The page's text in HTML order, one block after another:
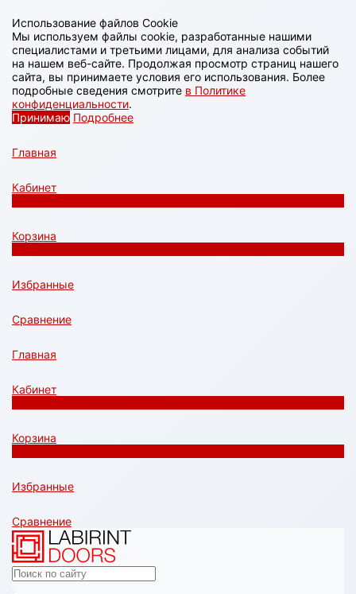
Использование файлов Cookie
Мы используем файлы cookie, разработанные нашими
специалистами и третьими лицами, для анализа событий
на нашем веб-сайте. Продолжая просмотр страниц нашего
сайта, вы принимаете условия его использования. Более
подробные сведения смотрите в Политике
конфиденциальности.
Принимаю Подробнее
Главная
Кабинет
Корзина
Избранные
Сравнение
Главная
Кабинет
Корзина
Избранные
Сравнение